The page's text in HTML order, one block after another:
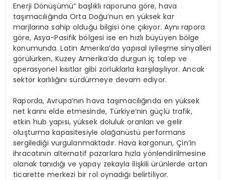
Enerji Dönüşümü” başlıklı raporuna göre, hava
taşımacılığında Orta Doğu’nun en yüksek kar
marjlarına sahip olduğu bilgisi öne çıkıyor. Aynı rapora
göre, Asya-Pasifik bölgesi ise en hızlı büyüyen bölge
konumunda. Latin Amerika’da yapısal iyileşme sinyalleri
görülürken, Kuzey Amerika’da durgun iç talep ve
operasyonel kısıtlar gibi zorluklarla karşılaşılıyor. Ancak
sektör karlılığını sürdürmeye devam ediyor.
Raporda, Avrupa’nın hava taşımacılığında en yüksek
net karını elde etmesinde, Türkiye’nin güçlü trafik,
etkin hub yapısı, yüksek doluluk oranları ve gelir
oluşturma kapasitesiyle olağanüstü performans
sergilediği vurgulanmaktadır. Hava kargonun, Çin’in
ihracatının alternatif pazarlara hızla yönlendirilmesine
olanak tanıdığı ve yapay zekayla ilişkili ürünlerde artan
ticarette merkezi bir rol oynadığı belirtiliyor.